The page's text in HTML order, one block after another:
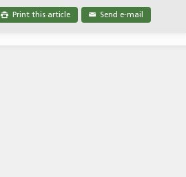
 Print this article ✉ Send e-mail